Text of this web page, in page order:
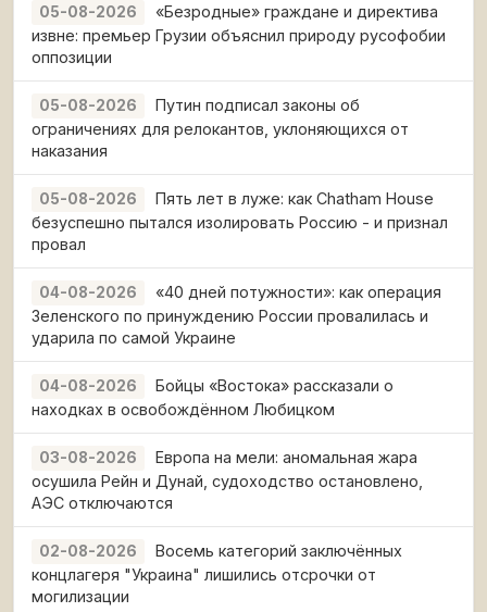
05-08-2026
«Безродные» граждане и директива
извне: премьер Грузии объяснил природу русофобии
оппозиции
05-08-2026
Путин подписал законы об
ограничениях для релокантов, уклоняющихся от
наказания
05-08-2026
Пять лет в луже: как Chatham House
безуспешно пытался изолировать Россию - и признал
провал
04-08-2026
«40 дней потужности»: как операция
Зеленского по принуждению России провалилась и
ударила по самой Украине
04-08-2026
Бойцы «Востока» рассказали о
находках в освобождённом Любицком
03-08-2026
Европа на мели: аномальная жара
осушила Рейн и Дунай, судоходство остановлено,
АЭС отключаются
02-08-2026
Восемь категорий заключённых
концлагеря "Украина" лишились отсрочки от
могилизации